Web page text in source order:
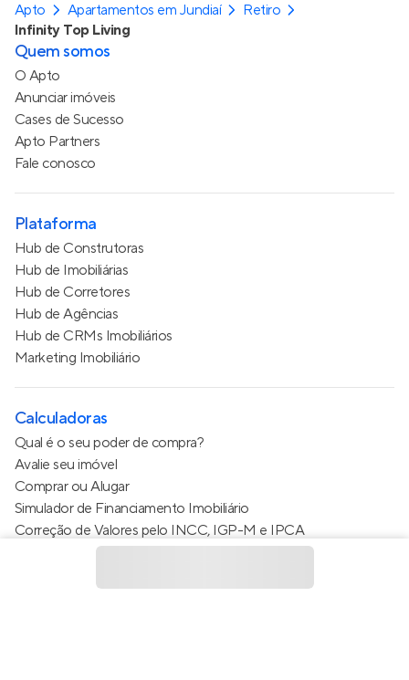
Apto Apartamentos em Jundiaí
Retiro
Infinity Top Living
Quem somos
O Apto
Anunciar imóveis
Cases de Sucesso
Apto Partners
Fale conosco
Plataforma
Hub de Construtoras
Hub de Imobiliárias
Hub de Corretores
Hub de Agências
Hub de CRMs Imobiliários
Marketing Imobiliário
Calculadoras
Qual é o seu poder de compra?
Avalie seu imóvel
Comprar ou Alugar
Simulador de Financiamento Imobiliário
Correção de Valores pelo INCC, IGP-M e IPCA
Estimativa de valor do condomínio